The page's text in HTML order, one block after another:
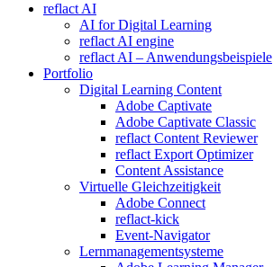
reflact AI
AI for Digital Learning
reflact AI engine
reflact AI – Anwendungsbeispiele
Portfolio
Digital Learning Content
Adobe Captivate
Adobe Captivate Classic
reflact Content Reviewer
reflact Export Optimizer
Content Assistance
Virtuelle Gleichzeitigkeit
Adobe Connect
reflact-kick
Event-Navigator
Lernmanagementsysteme